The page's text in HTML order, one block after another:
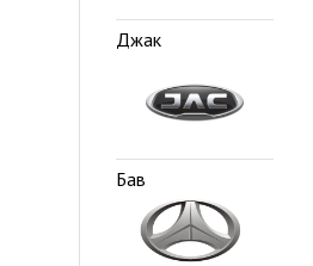
Джак
Бав